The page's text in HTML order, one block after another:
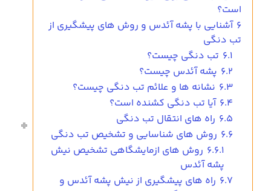
است؟
6 آشنایی با پشه آئدس و روش های پیشگیری از
تب دنگی
6.1 تب دنگی چیست؟
6.2 پشه آئدس چیست؟
6.3 نشانه ها و علائم تب دنگی چیست؟
6.4 آیا تب دنگی کشنده است؟
6.5 راه های انتقال تب دنگی
6.6 روش های شناسایی و تشخیص تب دنگی
6.6.1 روش های ازمایشگاهی تشخیص نیش
پشه آئدس
6.7 راه های پیشگیری از نیش پشه آئدس و